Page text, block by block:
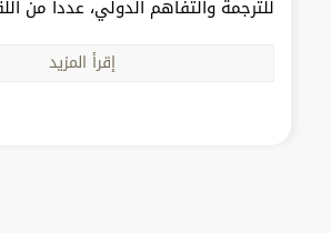
للترجمة والتفاهم الدولي، عدداً من
إقرأ المزيد